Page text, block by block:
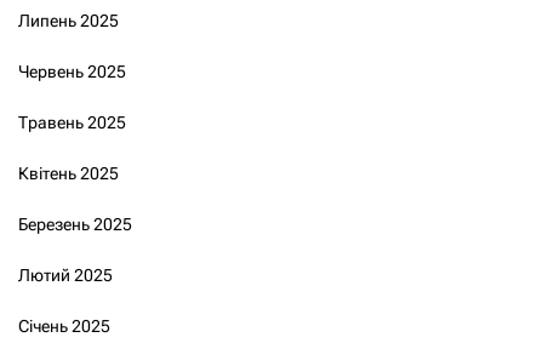
Липень 2025
Червень 2025
Травень 2025
Квітень 2025
Березень 2025
Лютий 2025
Січень 2025